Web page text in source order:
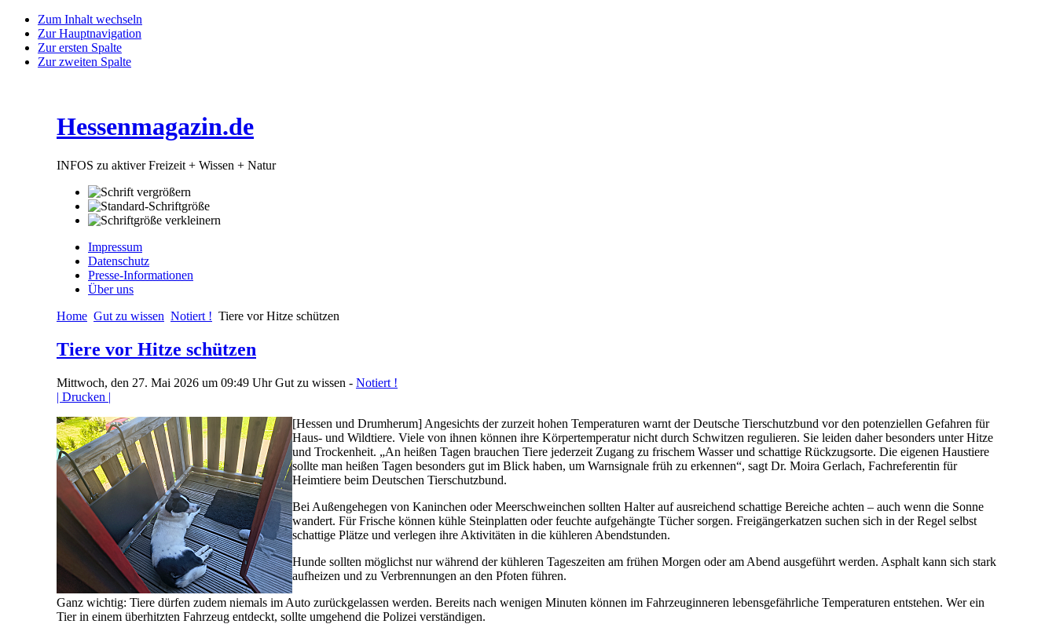
Zum Inhalt wechseln
Zur Hauptnavigation
Zur ersten Spalte
Zur zweiten Spalte
Hessenmagazin.de
INFOS zu aktiver Freizeit + Wissen + Natur
Impressum
Datenschutz
Presse-Informationen
Über uns
Home Gut zu wissen Notiert ! Tiere vor Hitze schützen
Tiere vor Hitze schützen
Mittwoch, den 27. Mai 2026 um 09:49 UhrGut zu wissen - Notiert !
| Drucken |
[Hessen und Drumherum] Angesichts der zurzeit hohen Temperaturen warnt der Deutsche Tierschutzbund vor den potenziellen Gefahren für
Haus- und Wildtiere. Viele von ihnen können ihre Körpertemperatur nicht durch Schwitzen regulieren. Sie leiden daher besonders unter Hitze
und Trockenheit. „An heißen Tagen brauchen Tiere jederzeit Zugang zu frischem Wasser und schattige Rückzugsorte. Die eigenen Haustiere
sollte man heißen Tagen besonders gut im Blick haben, um Warnsignale früh zu erkennen“, sagt Dr. Moira Gerlach, Fachreferentin für
Heimtiere beim Deutschen Tierschutzbund.
Bei Außengehegen von Kaninchen oder Meerschweinchen sollten Halter auf ausreichend schattige Bereiche achten – auch wenn die Sonne
wandert. Für Frische können kühle Steinplatten oder feuchte aufgehängte Tücher sorgen. Freigängerkatzen suchen sich in der Regel selbst
schattige Plätze und verlegen ihre Aktivitäten in die kühleren Abendstunden.
Hunde sollten möglichst nur während der kühleren Tageszeiten am frühen Morgen oder am Abend ausgeführt werden. Asphalt kann sich stark
aufheizen und zu Verbrennungen an den Pfoten führen.
Ganz wichtig: Tiere dürfen zudem niemals im Auto zurückgelassen werden. Bereits nach wenigen Minuten können im Fahrzeuginneren lebensgefährliche Temperaturen entstehen. Wer ein
Tier in einem überhitzten Fahrzeug entdeckt, sollte umgehend die Polizei verständigen.